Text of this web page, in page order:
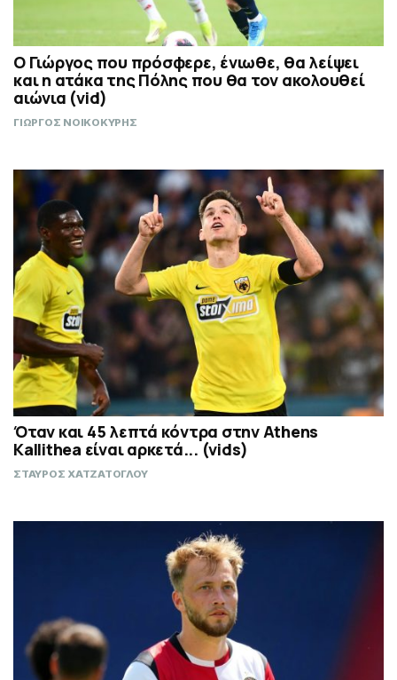
Ο Γιώργος που πρόσφερε, ένιωθε, θα λείψει
και η ατάκα της Πόλης που θα τον ακολουθεί
αιώνια (vid)
ΓΙΩΡΓΟΣ ΝΟΙΚΟΚΥΡΗΣ
Όταν και 45 λεπτά κόντρα στην Athens
Kallithea είναι αρκετά... (vids)
ΣΤΑΥΡΟΣ ΧΑΤΖΑΤΟΓΛΟΥ